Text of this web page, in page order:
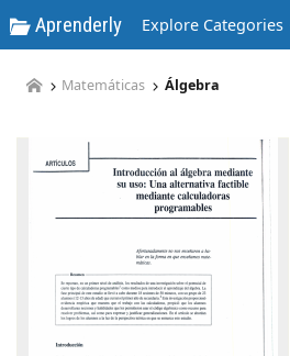
Aprenderly Explore Categories
Matemáticas Álgebra